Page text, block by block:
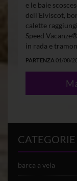
e le baie
dell’Elviscot,
calette
Speed
in rada e
PARTENZA 01/08/
CATEGORIE
barca a vela